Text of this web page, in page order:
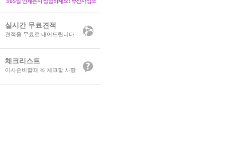
실시간 무료견적
견적을 무료로 내어드립니다
체크리스트
이사준비할때 꼭 체크할 사항